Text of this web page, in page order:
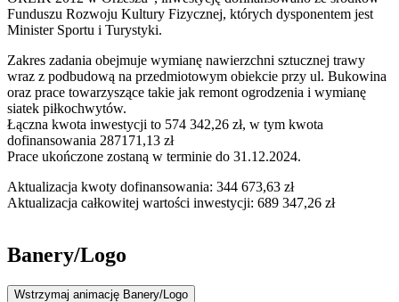
Funduszu Rozwoju Kultury Fizycznej, których dysponentem jest
Minister Sportu i Turystyki.
Zakres zadania obejmuje wymianę nawierzchni sztucznej trawy
wraz z podbudową na przedmiotowym obiekcie przy ul. Bukowina
oraz prace towarzyszące takie jak remont ogrodzenia i wymianę
siatek piłkochwytów.
Łączna kwota inwestycji to 574 342,26 zł, w tym kwota
dofinansowania 287171,13 zł
Prace ukończone zostaną w terminie do 31.12.2024.
Aktualizacja kwoty dofinansowania: 344 673,63 zł
Aktualizacja całkowitej wartości inwestycji: 689 347,26 zł
Banery/Logo
Wstrzymaj animację Banery/Logo